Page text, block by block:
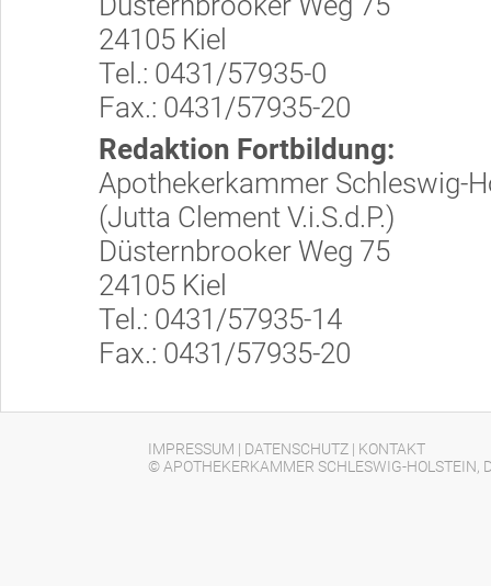
24105 Kiel
Tel.: 0431/57935-0
Fax.: 0431/57935-20
Redaktion Fortbildung:
Apothekerkammer Schleswig-
(Jutta Clement V.i.S.d.P.)
Düsternbrooker Weg 75
24105 Kiel
Tel.: 0431/57935-14
Fax.: 0431/57935-20
IMPRESSUM | DATENSCHUTZ | KONTAKT
© APOTHEKERKAMMER SCHLESWIG-HOLSTEIN,